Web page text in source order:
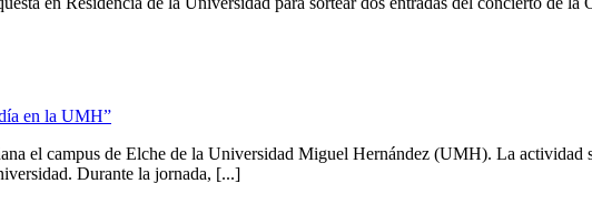
en la UMH”
el campus de Elche de la Universidad Miguel Hernández (UMH). La actividad
Durante la jornada, [...]